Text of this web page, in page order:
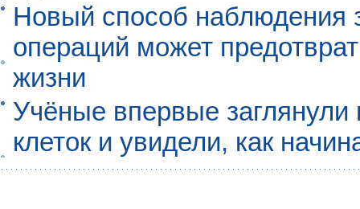
Новый способ наблюдения
операций может
жизни
Учёные впервые
клеток и увидели, как